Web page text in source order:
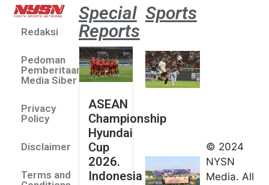
Redaksi
Pedoman
Pemberitaan
Media Siber
Privacy
Policy
Disclaimer
Terms and
Special
Reports
ASEAN
Championship
Hyundai
Cup
2026.
Indonesia
Sports
umum
Kejurnas
Panahan
© 2024
NYSN
Media. All